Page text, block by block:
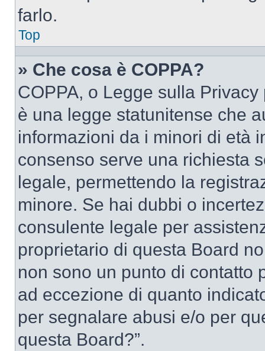
farlo.
Top
» Che cosa è COPPA?
COPPA, o Legge sulla
è una legge statunitense che
informazioni da i minori di età
consenso serve una richiesta
legale, permettendo la
minore. Se hai dubbi o
consulente legale per
proprietario di questa Board
non sono un punto di contatto
ad eccezione di quanto
per segnalare abusi e/o per
questa Board?”.